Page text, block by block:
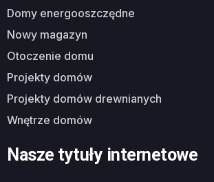
domy energooszczędne
nowy magazyn
otoczenie domu
projekty domów
projekty domów drewnianych
wnętrze domów
Nasze tytuły internetowe